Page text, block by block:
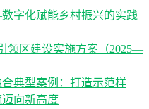
字化赋能乡村振兴的实践
领区建设实施方案（2025—
典型案例：打造示范样
向新高度